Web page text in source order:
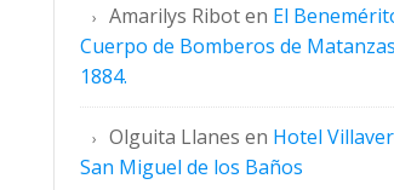
Amarilys Riboten El
Cuerpo de Bomberos de
1884.
Olguita Llanes en Hotel
San Miguel de los Baños